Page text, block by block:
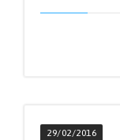
29/02/2016